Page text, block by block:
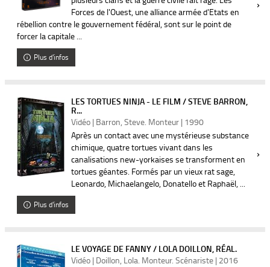
Forces de l'Ouest, une alliance armée d'Etats en
rébellion contre le gouvernement fédéral, sont sur le point de
forcer la capitale ...
Plus d'infos
LES TORTUES NINJA - LE FILM / STEVE BARRON,
R...
Vidéo | Barron, Steve. Monteur | 1990
Après un contact avec une mystérieuse substance
chimique, quatre tortues vivant dans les
canalisations new-yorkaises se transforment en
tortues géantes. Formés par un vieux rat sage,
Leonardo, Michaelangelo, Donatello et Raphaël, ...
Plus d'infos
LE VOYAGE DE FANNY / LOLA DOILLON, RÉAL.
Vidéo | Doillon, Lola. Monteur. Scénariste | 2016